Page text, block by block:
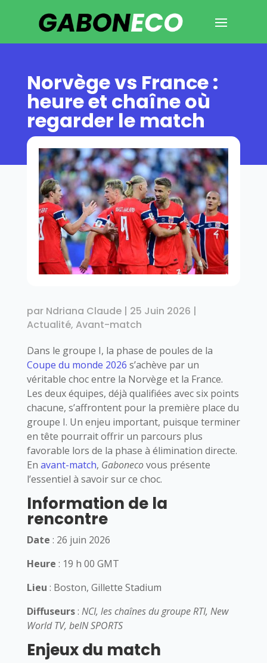
Norvège vs France :
heure et chaîne où
regarder le match
par Ndriana Claude| 25 Juin 2026 |
Actualité, Avant-match
Dans le groupe I, la phase de poules de la
Coupe du monde 2026 s’achève par un
véritable choc entre la Norvège et la France.
Les deux équipes, déjà qualifiées avec six points
chacune, s’affrontent pour la première place du
groupe I. Un enjeu important, puisque terminer
en tête pourrait offrir un parcours plus
favorable lors de la phase à élimination directe.
En avant-match, Gabonecovous présente
l’essentiel à savoir sur ce choc.
Information de la
rencontre
Date : 26 juin 2026
Heure : 19 h 00 GMT
Lieu : Boston, Gillette Stadium
Diffuseurs: NCI, les chaînes du groupe RTI, New
World TV, beIN SPORTS
Enjeux du match